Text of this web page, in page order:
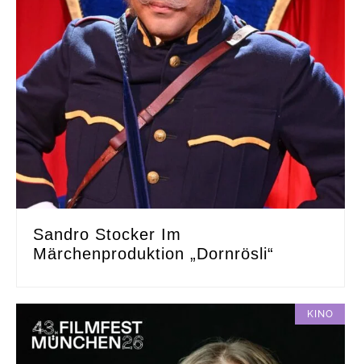
Sandro Stocker Im
Märchenproduktion „Dornrösli“
KINO